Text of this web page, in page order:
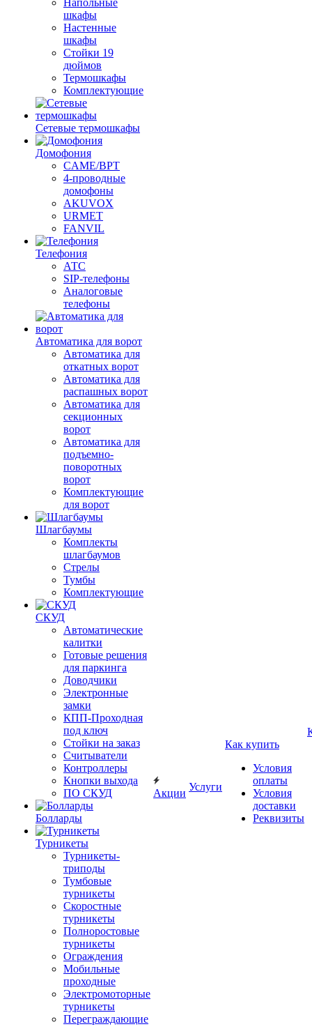
Напольные
шкафы
Настенные
шкафы
Стойки 19
дюймов
Термошкафы
Комплектующие
Сетевые термошкафы
Домофония
CAME/BPT
4-проводные
домофоны
AKUVOX
URMET
FANVIL
Телефония
АТС
SIP-телефоны
Аналоговые
телефоны
Автоматика для ворот
Автоматика для
откатных ворот
Автоматика для
распашных ворот
Автоматика для
секционных
ворот
Автоматика для
подъемно-
поворотных
ворот
Комплектующие
для ворот
Шлагбаумы
Комплекты
шлагбаумов
Стрелы
Тумбы
Комплектующие
СКУД
Автоматические
калитки
Готовые решения
для паркинга
Доводчики
Электронные
замки
КПП-Проходная
под ключ
Стойки на заказ
Считыватели
Контроллеры
Кнопки выхода
ПО СКУД
Болларды
Турникеты
Турникеты-
триподы
Тумбовые
турникеты
Скоростные
турникеты
Полноростовые
турникеты
Ограждения
Мобильные
проходные
Электромоторные
турникеты
Переграждающие
Акции
Услуги
Как купить
Условия
оплаты
Условия
доставки
Реквизиты